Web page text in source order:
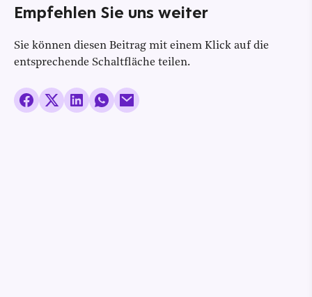
Empfehlen Sie uns weiter
Sie können diesen Beitrag mit einem Klick auf die
entsprechende Schaltfläche teilen.